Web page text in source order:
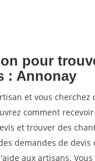
pour
: Annonay
et vous cherchez
comment
et trouver des
demandes de devis
aux artisans.